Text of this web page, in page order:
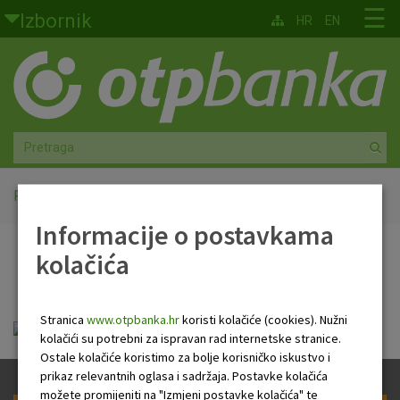
Skoči na glavni sadržaj
Izbornik
Građani
Privatno bankarstvo
Agro
Mala poduzeća i obrtnici
Srednja i velika poduzeća
Faktoring
O nama
☰
HR EN
Početna
HR Newsletter
hr_newsletter_11_07_2018.pdf
Informacije o postavkama
kolačića
Stranica www.otpbanka.hrkoristi kolačiće (cookies). Nužni
kolačići su potrebni za ispravan rad internetske stranice.
Ostale kolačiće koristimo za bolje korisničko iskustvo i
prikaz relevantnih oglasa i sadržaja. Postavke kolačića
možete promijeniti na "Izmjeni postavke kolačića" te